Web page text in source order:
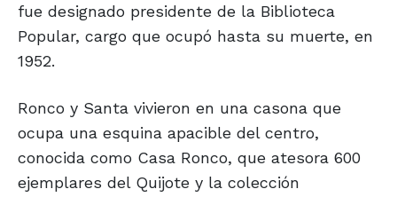
fue designado presidente de la Biblioteca
Popular, cargo que ocupó hasta su muerte, en
1952.
Ronco y Santa vivieron en una casona que
ocupa una esquina apacible del centro,
conocida como Casa Ronco, que atesora 600
ejemplares del Quijote y la colección